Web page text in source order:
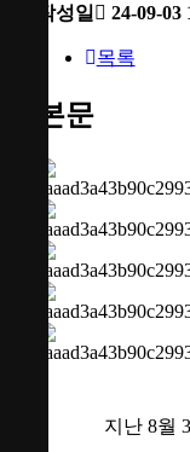
작성일 24-09-03
목록
본문
지난 8월